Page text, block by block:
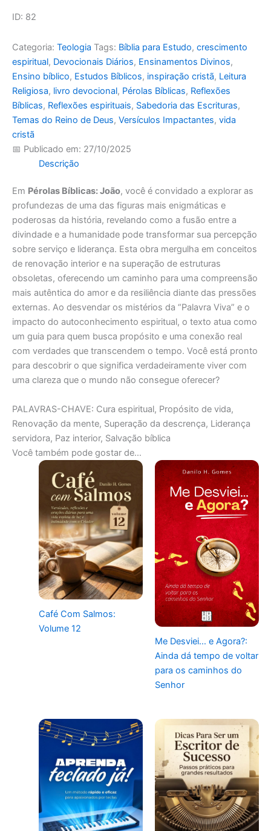
ID: 82
Categoria: Teologia Tags: Bíblia para Estudo, crescimento
espiritual, Devocionais Diários, Ensinamentos Divinos,
Ensino bíblico, Estudos Bíblicos, inspiração cristã, Leitura
Religiosa, livro devocional, Pérolas Bíblicas, Reflexões
Bíblicas, Reflexões espirituais, Sabedoria das Escrituras,
Temas do Reino de Deus, Versículos Impactantes, vida
cristã
📅 Publicado em: 27/10/2025
Descrição
Em Pérolas Bíblicas: João, você é convidado a explorar as
profundezas de uma das figuras mais enigmáticas e
poderosas da história, revelando como a fusão entre a
divindade e a humanidade pode transformar sua percepção
sobre serviço e liderança. Esta obra mergulha em conceitos
de renovação interior e na superação de estruturas
obsoletas, oferecendo um caminho para uma compreensão
mais autêntica do amor e da resiliência diante das pressões
externas. Ao desvendar os mistérios da “Palavra Viva” e o
impacto do autoconhecimento espiritual, o texto atua como
um guia para quem busca propósito e uma conexão real
com verdades que transcendem o tempo. Você está pronto
para descobrir o que significa verdadeiramente viver com
uma clareza que o mundo não consegue oferecer?
PALAVRAS-CHAVE: Cura espiritual, Propósito de vida,
Renovação da mente, Superação da descrença, Liderança
servidora, Paz interior, Salvação bíblica
Você também pode gostar de…
Café Com Salmos:
Volume 12
Me Desviei… e Agora?:
Ainda dá tempo de voltar
para os caminhos do
Senhor